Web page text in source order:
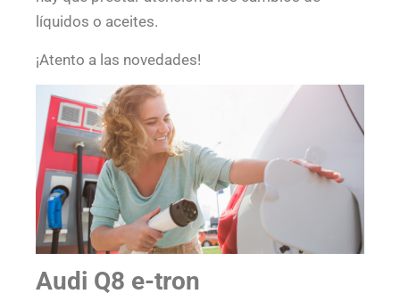
líquidos o aceites.
¡Atento a las novedades!
Audi Q8 e-tron